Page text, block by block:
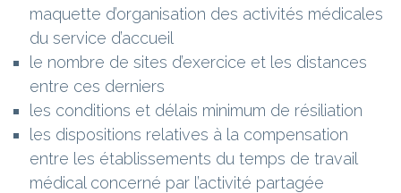
maquette d’organisation des activités médicales
du service d’accueil
le nombre de sites d’exercice et les distances
entre ces derniers
les conditions et délais minimum de résiliation
les dispositions relatives à la compensation
entre les établissements du temps de travail
médical concerné par l’activité partagée